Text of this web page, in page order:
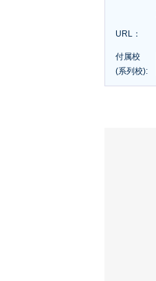
URL：
付属校
(系列校):